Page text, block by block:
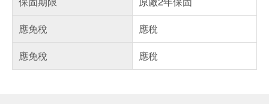
應免稅
應稅
應免稅
應稅